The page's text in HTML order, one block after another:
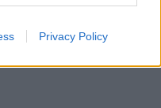
Privacy Policy